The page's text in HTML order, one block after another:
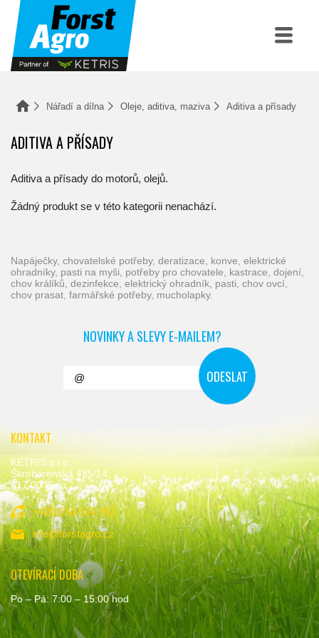
Nářadí a dílna Oleje, aditiva, maziva Aditiva a přísady
ADITIVA A PŘÍSADY
Aditiva a přísady do motorů, olejů.
Žádný produkt se v této kategorii nenachází.
napáječky, chovatelské potřeby, deratizace, konve, elektrické
ohradníky, pasti na myši, potřeby pro chovatele, kastrace, dojení,
chov králíků, dezinfekce, elektrický ohradník, pasti, chov ovcí,
chov prasat, farmářské potřeby, mucholapky.
NOVINKY A SLEVY E-MAILEM?
KONTAKT
KETRIS s.r.o.
Škrobárenská 485/14,
617 00 Brno
+420 534 534 992
info@forstagro.cz
OTEVÍRACÍ DOBA
Po – Pá: 7:00 – 15:00 hod